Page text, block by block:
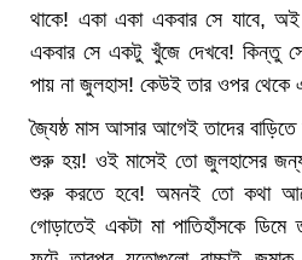
থাকে! একা একা একবার সে যাবে, অই
একবার সে একটু খুঁজে দেখবে! কিন্তু
পায় না জুলহাস! কেউই তার ওপর থেকে
জ্যৈষ্ঠ মাস আসার আগেই তাদের
শুরু হয়! ওই মাসেই তো জুলহাসের
শুরু করতে হবে! অমনই তো কথা
গোড়াতেই একটা মা পাতিহাঁসকে ডিমে